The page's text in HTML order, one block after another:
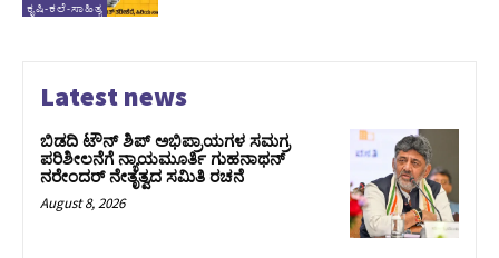
ಕೃಷಿ-ಕಲೆ-ಸಾಹಿತ್ಯ
Latest news
ಬಿಡದಿ ಟೌನ್ ಶಿಪ್ ಅಭಿಪ್ರಾಯಗಳ ಸಮಗ್ರ
ಪರಿಶೀಲನೆಗೆ ನ್ಯಾಯಮೂರ್ತಿ ಗುಹನಾಥನ್
ನರೇಂದರ್ ನೇತೃತ್ವದ ಸಮಿತಿ ರಚನೆ
August 8, 2026